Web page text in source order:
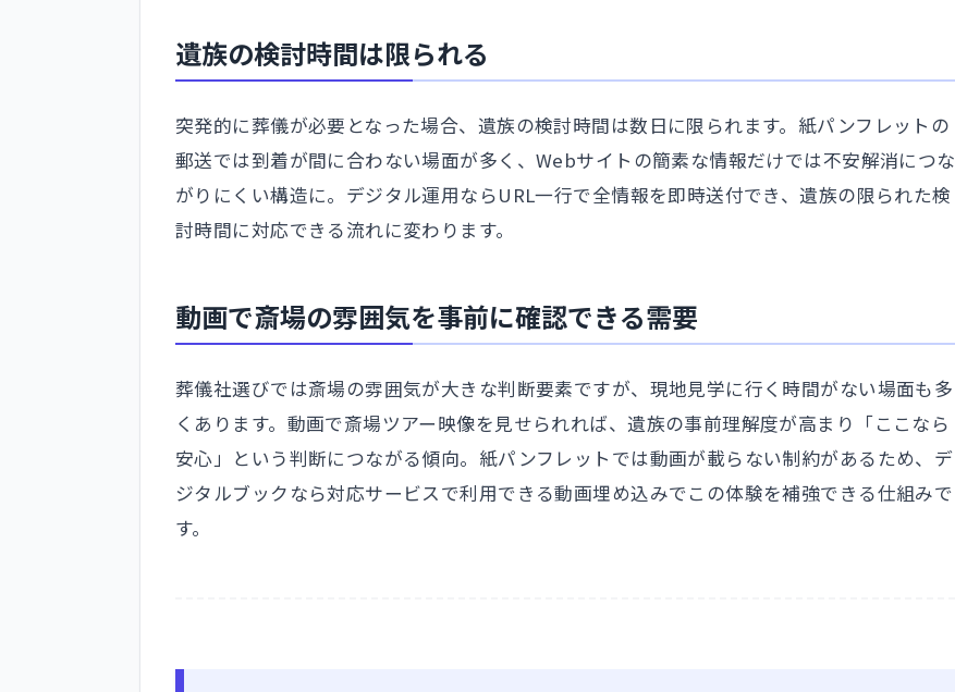
遺族の検討時間は限られる
突発的に葬儀が必要となった場合、遺族の検討時間は数日に限られます。紙パンフレットの
郵送では到着が間に合わない場面が多く、Webサイトの簡素な情報だけでは不安解消につな
がりにくい構造に。デジタル運用ならURL一行で全情報を即時送付でき、遺族の限られた検
討時間に対応できる流れに変わります。
動画で斎場の雰囲気を事前に確認できる需要
葬儀社選びでは斎場の雰囲気が大きな判断要素ですが、現地見学に行く時間がない場面も多
くあります。動画で斎場ツアー映像を見せられれば、遺族の事前理解度が高まり「ここなら
安心」という判断につながる傾向。紙パンフレットでは動画が載らない制約があるため、デ
ジタルブックなら対応サービスで利用できる動画埋め込みでこの体験を補強できる仕組みで
す。